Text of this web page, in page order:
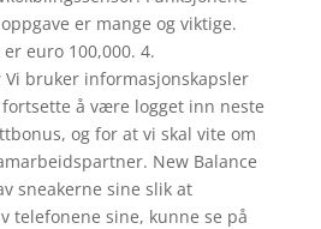
er mange og viktige.
euro 100,000. 4.
bruker informasjonskapsler
å være logget inn neste
og for at vi skal vite om
New Balance
sneakerne sine slik at
telefonene sine, kunne se på